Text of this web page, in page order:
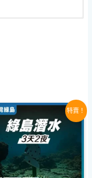
隻因特殊狀況無法出
出航，確保活動不受影
視同放棄。
致行程無法執行，將提
，船宿潛水活動相當穩
會受影響。
特賣！
原
價
格：
NT$16,800。
目
前
價